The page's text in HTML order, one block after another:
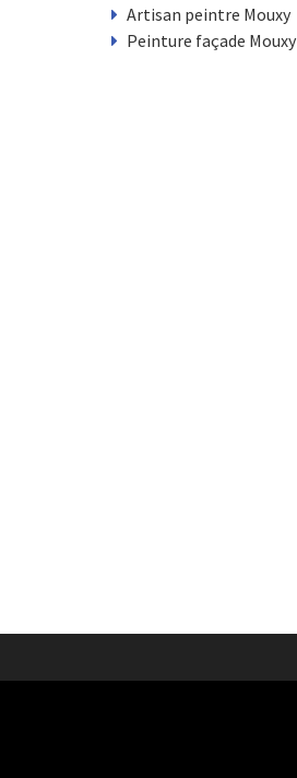
Artisan peintre Mouxy
Peinture façade Mouxy